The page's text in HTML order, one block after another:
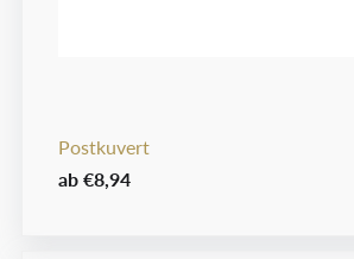
Postkuvert
ab €8,94